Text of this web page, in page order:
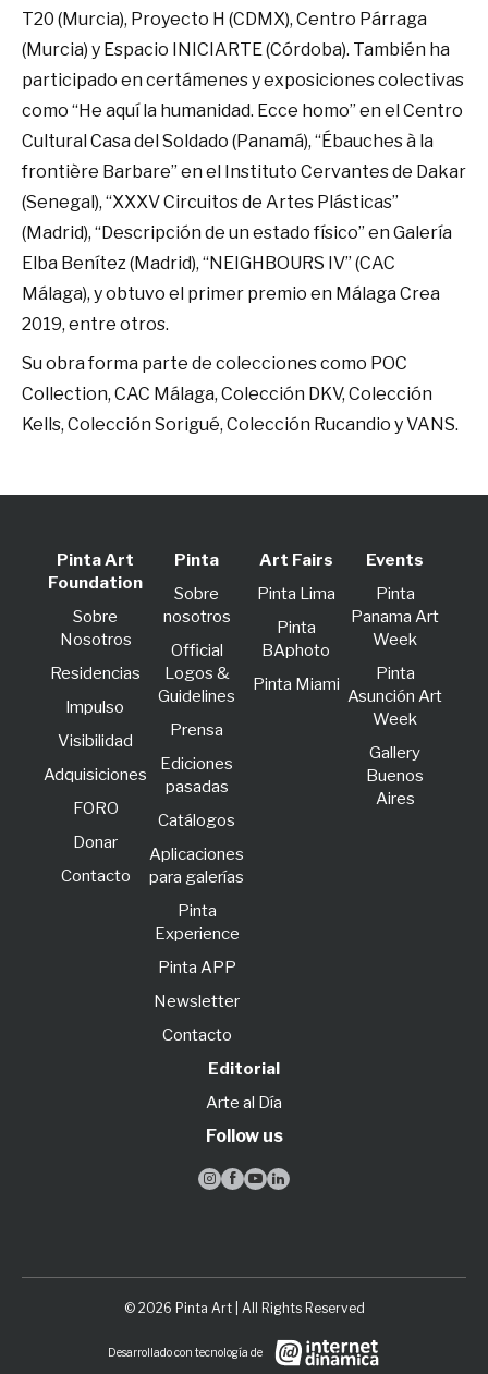
T20 (Murcia), Proyecto H (CDMX), Centro Párraga
(Murcia) y Espacio INICIARTE (Córdoba). También ha
participado en certámenes y exposiciones colectivas
como “He aquí la humanidad. Ecce homo” en el Centro
Cultural Casa del Soldado (Panamá), “Ébauches à la
frontière Barbare” en el Instituto Cervantes de Dakar
(Senegal), “XXXV Circuitos de Artes Plásticas”
(Madrid), “Descripción de un estado físico” en Galería
Elba Benítez (Madrid), “NEIGHBOURS IV” (CAC
Málaga), y obtuvo el primer premio en Málaga Crea
2019, entre otros.
Su obra forma parte de colecciones como POC
Collection, CAC Málaga, Colección DKV, Colección
Kells, Colección Sorigué, Colección Rucandio y VANS.
Pinta Art
Foundation
Sobre
Nosotros
Residencias
lmpulso
Visibilidad
Adquisiciones
FORO
Donar
Contacto
Pinta
Sobre
nosotros
Official
Logos &
Guidelines
Prensa
Ediciones
pasadas
Catálogos
Aplicaciones
para galerías
Pinta
Experience
Pinta APP
Newsletter
Contacto
Art Fairs
Pinta Lima
Pinta
BAphoto
Pinta Miami
Events
Pinta
Panama Art
Week
Pinta
Asunción Art
Week
Gallery
Buenos
Aires
Editorial
Arte al Día
Follow us
   
© 2026 Pinta Art | All Rights Reserved